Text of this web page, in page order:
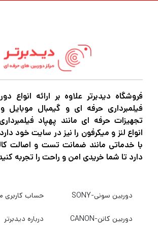
فروشگاه دیدبرتر علاوه بر ارائه انواع
فیلمبرداری حرفه ای و گیمبال موبایل و
تجهیزات حرفه ای مانند پهپاد
انواع لنز و میکرفون را نیز در سایت خود
با خدماتی مانند ضمانت تست و اصالت
دارد تا شما خریدی امن و راحت را تجربه
دوربین سونی-SONY
دوربین کانن-CANON
حساب کاربری
درباره دیدبرتر